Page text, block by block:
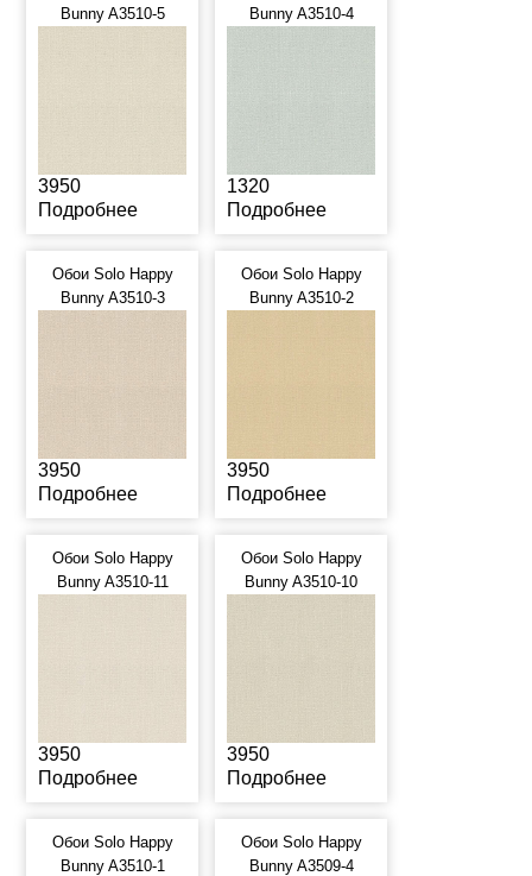
Bunny A3510-5
3950
Подробнее
Bunny A3510-4
1320
Подробнее
Обои Solo Happy
Bunny A3510-3
3950
Подробнее
Обои Solo Happy
Bunny A3510-2
3950
Подробнее
Обои Solo Happy
Bunny A3510-11
3950
Подробнее
Обои Solo Happy
Bunny A3510-10
3950
Подробнее
Обои Solo Happy
Bunny A3510-1
Обои Solo Happy
Bunny A3509-4